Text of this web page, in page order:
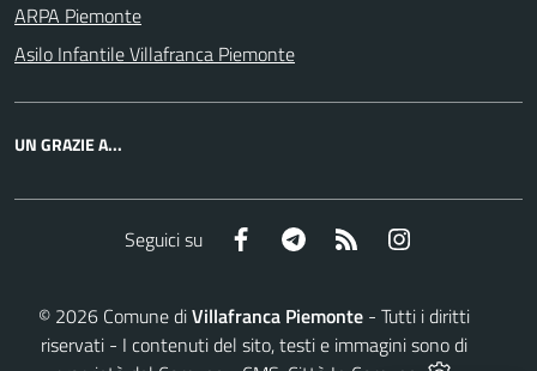
ARPA Piemonte
Asilo Infantile Villafranca Piemonte
UN GRAZIE A...
Seguici su Facebook Telegram RSS
© 2026 Comune diVillafranca Piemonte - Tutti i diritti
riservati - I contenuti del sito, testi e immagini sono di